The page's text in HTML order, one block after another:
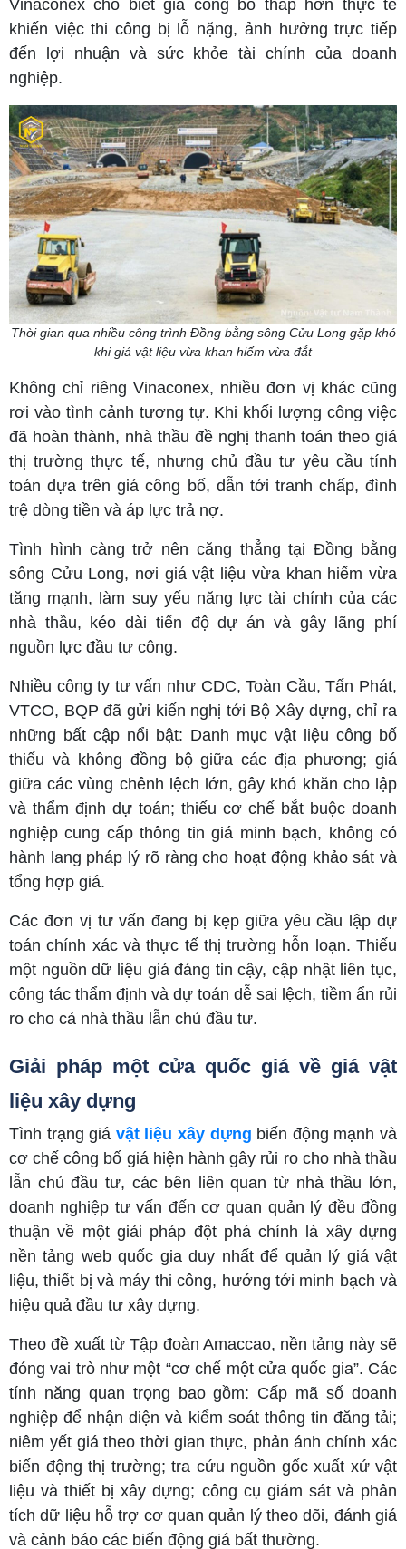
Vinaconex cho biết giá công bố thấp hơn thực tế
khiến việc thi công bị lỗ nặng, ảnh hưởng trực tiếp
đến lợi nhuận và sức khỏe tài chính của doanh
nghiệp.
Thời gian qua nhiều công trình Đồng bằng sông Cửu Long gặp khó
khi giá vật liệu vừa khan hiếm vừa đắt
Không chỉ riêng Vinaconex, nhiều đơn vị khác cũng
rơi vào tình cảnh tương tự. Khi khối lượng công việc
đã hoàn thành, nhà thầu đề nghị thanh toán theo giá
thị trường thực tế, nhưng chủ đầu tư yêu cầu tính
toán dựa trên giá công bố, dẫn tới tranh chấp, đình
trệ dòng tiền và áp lực trả nợ.
Tình hình càng trở nên căng thẳng tại Đồng bằng
sông Cửu Long, nơi giá vật liệu vừa khan hiếm vừa
tăng mạnh, làm suy yếu năng lực tài chính của các
nhà thầu, kéo dài tiến độ dự án và gây lãng phí
nguồn lực đầu tư công.
Nhiều công ty tư vấn như CDC, Toàn Cầu, Tấn Phát,
VTCO, BQP đã gửi kiến nghị tới Bộ Xây dựng, chỉ ra
những bất cập nổi bật: Danh mục vật liệu công bố
thiếu và không đồng bộ giữa các địa phương; giá
giữa các vùng chênh lệch lớn, gây khó khăn cho lập
và thẩm định dự toán; thiếu cơ chế bắt buộc doanh
nghiệp cung cấp thông tin giá minh bạch, không có
hành lang pháp lý rõ ràng cho hoạt động khảo sát và
tổng hợp giá.
Các đơn vị tư vấn đang bị kẹp giữa yêu cầu lập dự
toán chính xác và thực tế thị trường hỗn loạn. Thiếu
một nguồn dữ liệu giá đáng tin cậy, cập nhật liên tục,
công tác thẩm định và dự toán dễ sai lệch, tiềm ẩn rủi
ro cho cả nhà thầu lẫn chủ đầu tư.
Giải pháp một cửa quốc giá về giá vật
liệu xây dựng
Tình trạng giá vật liệu xây dựng biến động mạnh và
cơ chế công bố giá hiện hành gây rủi ro cho nhà thầu
lẫn chủ đầu tư, các bên liên quan từ nhà thầu lớn,
doanh nghiệp tư vấn đến cơ quan quản lý đều đồng
thuận về một giải pháp đột phá chính là xây dựng
nền tảng web quốc gia duy nhất để quản lý giá vật
liệu, thiết bị và máy thi công, hướng tới minh bạch và
hiệu quả đầu tư xây dựng.
Theo đề xuất từ Tập đoàn Amaccao, nền tảng này sẽ
đóng vai trò như một “cơ chế một cửa quốc gia”. Các
tính năng quan trọng bao gồm: Cấp mã số doanh
nghiệp để nhận diện và kiểm soát thông tin đăng tải;
niêm yết giá theo thời gian thực, phản ánh chính xác
biến động thị trường; tra cứu nguồn gốc xuất xứ vật
liệu và thiết bị xây dựng; công cụ giám sát và phân
tích dữ liệu hỗ trợ cơ quan quản lý theo dõi, đánh giá
và cảnh báo các biến động giá bất thường.